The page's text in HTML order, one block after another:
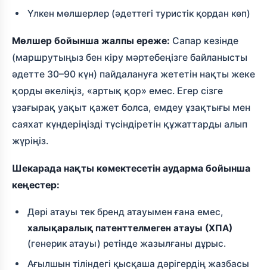
Үлкен мөлшерлер (әдеттегі туристік қордан көп)
Мөлшер бойынша жалпы ереже: Сапар кезінде
(маршрутыңыз бен кіру мәртебеңізге байланысты
әдетте 30–90 күн) пайдалануға жететін нақты жеке
қорды әкеліңіз, «артық қор» емес. Егер сізге
ұзағырақ уақыт қажет болса, емдеу ұзақтығы мен
саяхат күндеріңізді түсіндіретін құжаттарды алып
жүріңіз.
Шекарада нақты көмектесетін аударма бойынша
кеңестер:
Дәрі атауы тек бренд атауымен ғана емес,
халықаралық патенттелмеген атауы (ХПА)
(генерик атауы) ретінде жазылғаны дұрыс.
Ағылшын тіліндегі қысқаша дәрігердің жазбасы